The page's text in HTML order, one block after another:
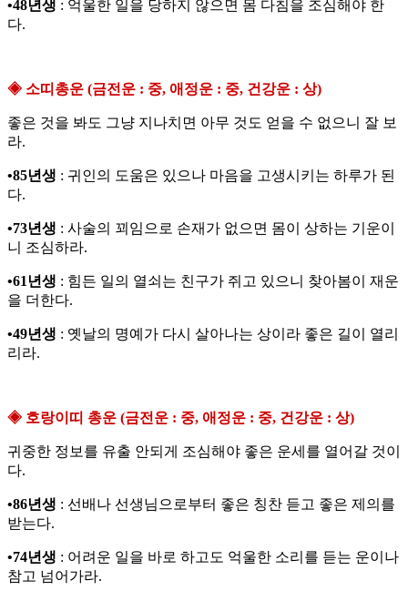
•48년생 : 억울한 일을 당하지 않으면 몸 다침을 조심해야 한
다.
◈ 소띠총운 (금전운 : 중, 애정운 : 중, 건강운 : 상)
좋은 것을 봐도 그냥 지나치면 아무 것도 얻을 수 없으니 잘 보
라.
•85년생 : 귀인의 도움은 있으나 마음을 고생시키는 하루가 된
다.
•73년생 : 사술의 꾀임으로 손재가 없으면 몸이 상하는 기운이
니 조심하라.
•61년생 : 힘든 일의 열쇠는 친구가 쥐고 있으니 찾아봄이 재운
을 더한다.
•49년생 : 옛날의 명예가 다시 살아나는 상이라 좋은 길이 열리
리라.
◈ 호랑이띠 총운 (금전운 : 중, 애정운 : 중, 건강운 : 상)
귀중한 정보를 유출 안되게 조심해야 좋은 운세를 열어갈 것이
다.
•86년생 : 선배나 선생님으로부터 좋은 칭찬 듣고 좋은 제의를
받는다.
•74년생 : 어려운 일을 바로 하고도 억울한 소리를 듣는 운이나
참고 넘어가라.